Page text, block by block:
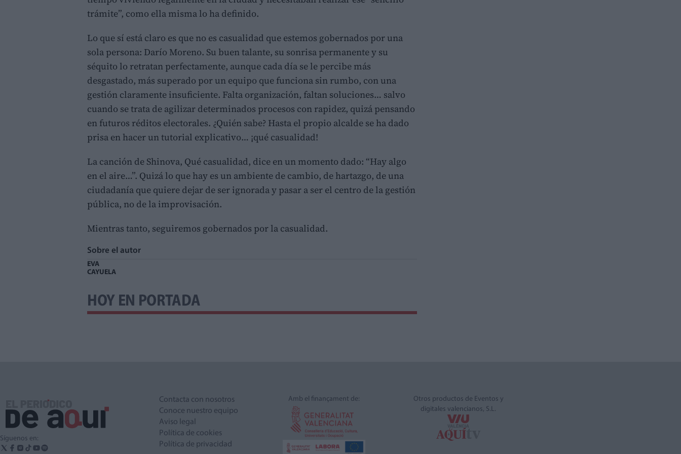
trámite”, como ella misma lo ha definido.
Lo que sí está claro es que no es casualidad que estemos gobernados por una
sola persona: Darío Moreno. Su buen talante, su sonrisa permanente y su
séquito lo retratan perfectamente, aunque cada día se le percibe más
desgastado, más superado por un equipo que funciona sin rumbo, con una
gestión claramente insuficiente. Falta organización, faltan soluciones… salvo
cuando se trata de agilizar determinados procesos con rapidez, quizá pensando
en futuros réditos electorales. ¿Quién sabe? Hasta el propio alcalde se ha dado
prisa en hacer un tutorial explicativo… ¡qué casualidad!
La canción de Shinova, Qué casualidad, dice en un momento dado: “Hay algo
en el aire…”. Quizá lo que hay es un ambiente de cambio, de hartazgo, de una
ciudadanía que quiere dejar de ser ignorada y pasar a ser el centro de la gestión
pública, no de la improvisación.
Mientras tanto, seguiremos gobernados por la casualidad.
Sobre el autor
EVA
CAYUELA
HOY EN PORTADA
Síguenos en:
Contacta con nosotros
Conoce nuestro equipo
Aviso legal
Política de cookies
Política de privacidad
Amb el finançament de:
Otros productos de Eventos y
digitales valencianos, S.L.